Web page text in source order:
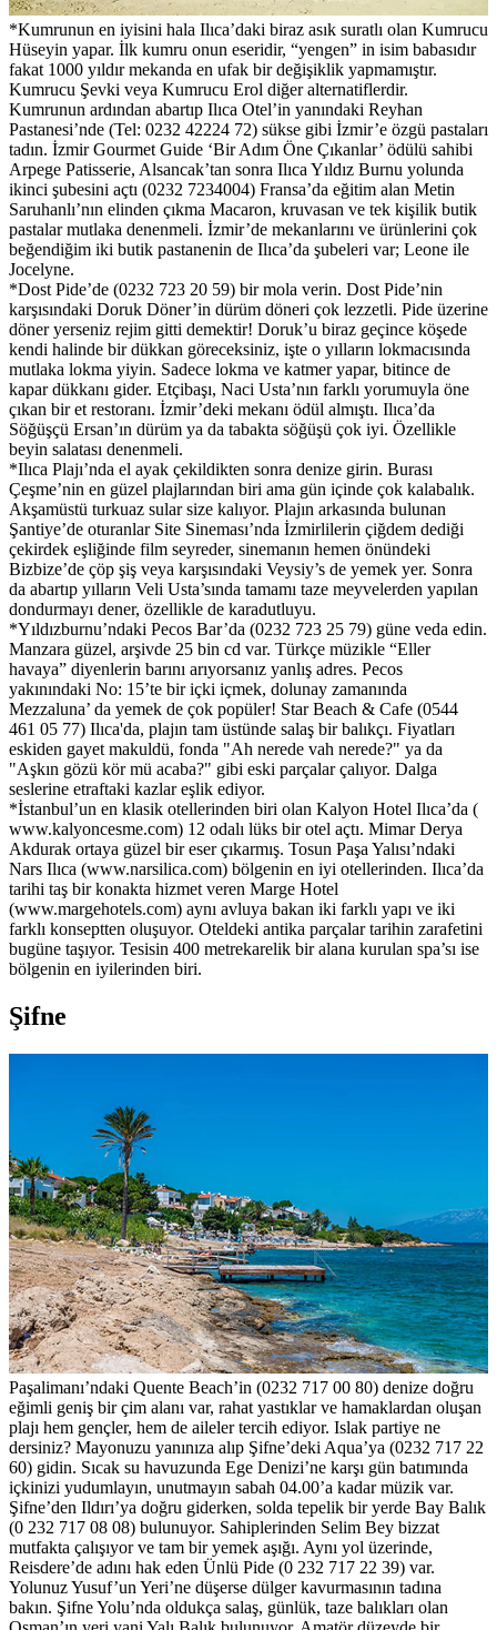
*Kumrunun en iyisini hala Ilıca’daki biraz asık suratlı olan Kumrucu
Hüseyin yapar. İlk kumru onun eseridir, “yengen” in isim babasıdır
fakat 1000 yıldır mekanda en ufak bir değişiklik yapmamıştır.
Kumrucu Şevki veya Kumrucu Erol diğer alternatiflerdir.
Kumrunun ardından abartıp Ilıca Otel’in yanındaki Reyhan
Pastanesi’nde (Tel: 0232 42224 72) sükse gibi İzmir’e özgü pastaları
tadın. İzmir Gourmet Guide ‘Bir Adım Öne Çıkanlar’ ödülü sahibi
Arpege Patisserie, Alsancak’tan sonra Ilıca Yıldız Burnu yolunda
ikinci şubesini açtı (0232 7234004) Fransa’da eğitim alan Metin
Saruhanlı’nın elinden çıkma Macaron, kruvasan ve tek kişilik butik
pastalar mutlaka denenmeli. İzmir’de mekanlarını ve ürünlerini çok
beğendiğim iki butik pastanenin de Ilıca’da şubeleri var; Leone ile
Jocelyne.
*Dost Pide’de (0232 723 20 59) bir mola verin. Dost Pide’nin
karşısındaki Doruk Döner’in dürüm döneri çok lezzetli. Pide üzerine
döner yerseniz rejim gitti demektir! Doruk’u biraz geçince köşede
kendi halinde bir dükkan göreceksiniz, işte o yılların lokmacısında
mutlaka lokma yiyin. Sadece lokma ve katmer yapar, bitince de
kapar dükkanı gider. Etçibaşı, Naci Usta’nın farklı yorumuyla öne
çıkan bir et restoranı. İzmir’deki mekanı ödül almıştı. Ilıca’da
Söğüşçü Ersan’ın dürüm ya da tabakta söğüşü çok iyi. Özellikle
beyin salatası denenmeli.
*Ilıca Plajı’nda el ayak çekildikten sonra denize girin. Burası
Çeşme’nin en güzel plajlarından biri ama gün içinde çok kalabalık.
Akşamüstü turkuaz sular size kalıyor. Plajın arkasında bulunan
Şantiye’de oturanlar Site Sineması’nda İzmirlilerin çiğdem dediği
çekirdek eşliğinde film seyreder, sinemanın hemen önündeki
Bizbize’de çöp şiş veya karşısındaki Veysiy’s de yemek yer. Sonra
da abartıp yılların Veli Usta’sında tamamı taze meyvelerden yapılan
dondurmayı dener, özellikle de karadutluyu.
*Yıldızburnu’ndaki Pecos Bar’da (0232 723 25 79) güne veda edin.
Manzara güzel, arşivde 25 bin cd var. Türkçe müzikle “Eller
havaya” diyenlerin barını arıyorsanız yanlış adres. Pecos
yakınındaki No: 15’te bir içki içmek, dolunay zamanında
Mezzaluna’ da yemek de çok popüler! Star Beach & Cafe (0544
461 05 77) Ilıca'da, plajın tam üstünde salaş bir balıkçı. Fiyatları
eskiden gayet makuldü, fonda "Ah nerede vah nerede?" ya da
"Aşkın gözü kör mü acaba?" gibi eski parçalar çalıyor. Dalga
seslerine etraftaki kazlar eşlik ediyor.
*İstanbul’un en klasik otellerinden biri olan Kalyon Hotel Ilıca’da (
www.kalyoncesme.com) 12 odalı lüks bir otel açtı. Mimar Derya
Akdurak ortaya güzel bir eser çıkarmış. Tosun Paşa Yalısı’ndaki
Nars Ilıca (www.narsilica.com) bölgenin en iyi otellerinden. Ilıca’da
tarihi taş bir konakta hizmet veren Marge Hotel
(www.margehotels.com) aynı avluya bakan iki farklı yapı ve iki
farklı konseptten oluşuyor. Oteldeki antika parçalar tarihin zarafetini
bugüne taşıyor. Tesisin 400 metrekarelik bir alana kurulan spa’sı ise
bölgenin en iyilerinden biri.
Şifne
Paşalimanı’ndaki Quente Beach’in (0232 717 00 80) denize doğru
eğimli geniş bir çim alanı var, rahat yastıklar ve hamaklardan oluşan
plajı hem gençler, hem de aileler tercih ediyor. Islak partiye ne
dersiniz? Mayonuzu yanınıza alıp Şifne’deki Aqua’ya (0232 717 22
60) gidin. Sıcak su havuzunda Ege Denizi’ne karşı gün batımında
içkinizi yudumlayın, unutmayın sabah 04.00’a kadar müzik var.
Şifne’den Ildırı’ya doğru giderken, solda tepelik bir yerde Bay Balık
(0 232 717 08 08) bulunuyor. Sahiplerinden Selim Bey bizzat
mutfakta çalışıyor ve tam bir yemek aşığı. Aynı yol üzerinde,
Reisdere’de adını hak eden Ünlü Pide (0 232 717 22 39) var.
Yolunuz Yusuf’un Yeri’ne düşerse dülger kavurmasının tadına
bakın. Şifne Yolu’nda oldukça salaş, günlük, taze balıkları olan